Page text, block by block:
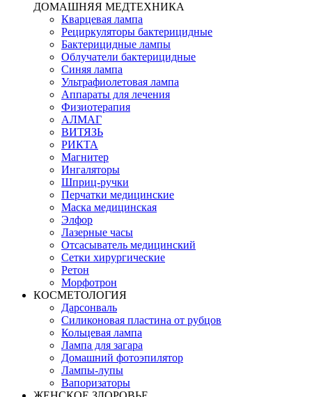
ДОМАШНЯЯ МЕДТЕХНИКА
Кварцевая лампа
Рециркуляторы бактерицидные
Бактерицидные лампы
Облучатели бактерицидные
Синяя лампа
Ультрафиолетовая лампа
Аппараты для лечения
Физиотерапия
АЛМАГ
ВИТЯЗЬ
РИКТА
Магнитер
Ингаляторы
Шприц-ручки
Перчатки медицинские
Маска медицинская
Элфор
Лазерные часы
Отсасыватель медицинский
Сетки хирургические
Ретон
Морфотрон
КОСМЕТОЛОГИЯ
Дарсонваль
Силиконовая пластина от рубцов
Кольцевая лампа
Лампа для загара
Домашний фотоэпилятор
Лампы-лупы
Вапоризаторы